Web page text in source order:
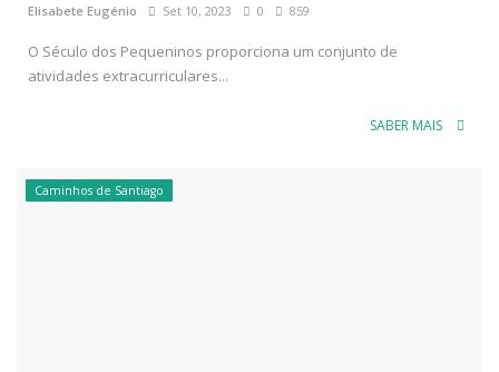
Elisabete Eugénio Set 10, 2023 0 859
O Século dos Pequeninos proporciona um conjunto de
atividades extracurriculares...
SABER MAIS
Caminhos de Santiago